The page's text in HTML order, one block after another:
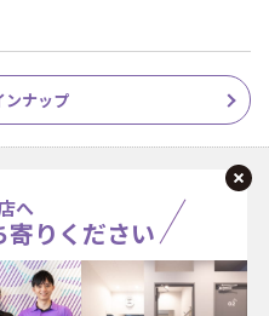
ンナップ
へ
寄りください